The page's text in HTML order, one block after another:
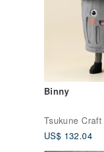
Binny
Tsukune Craft
US$ 132.04